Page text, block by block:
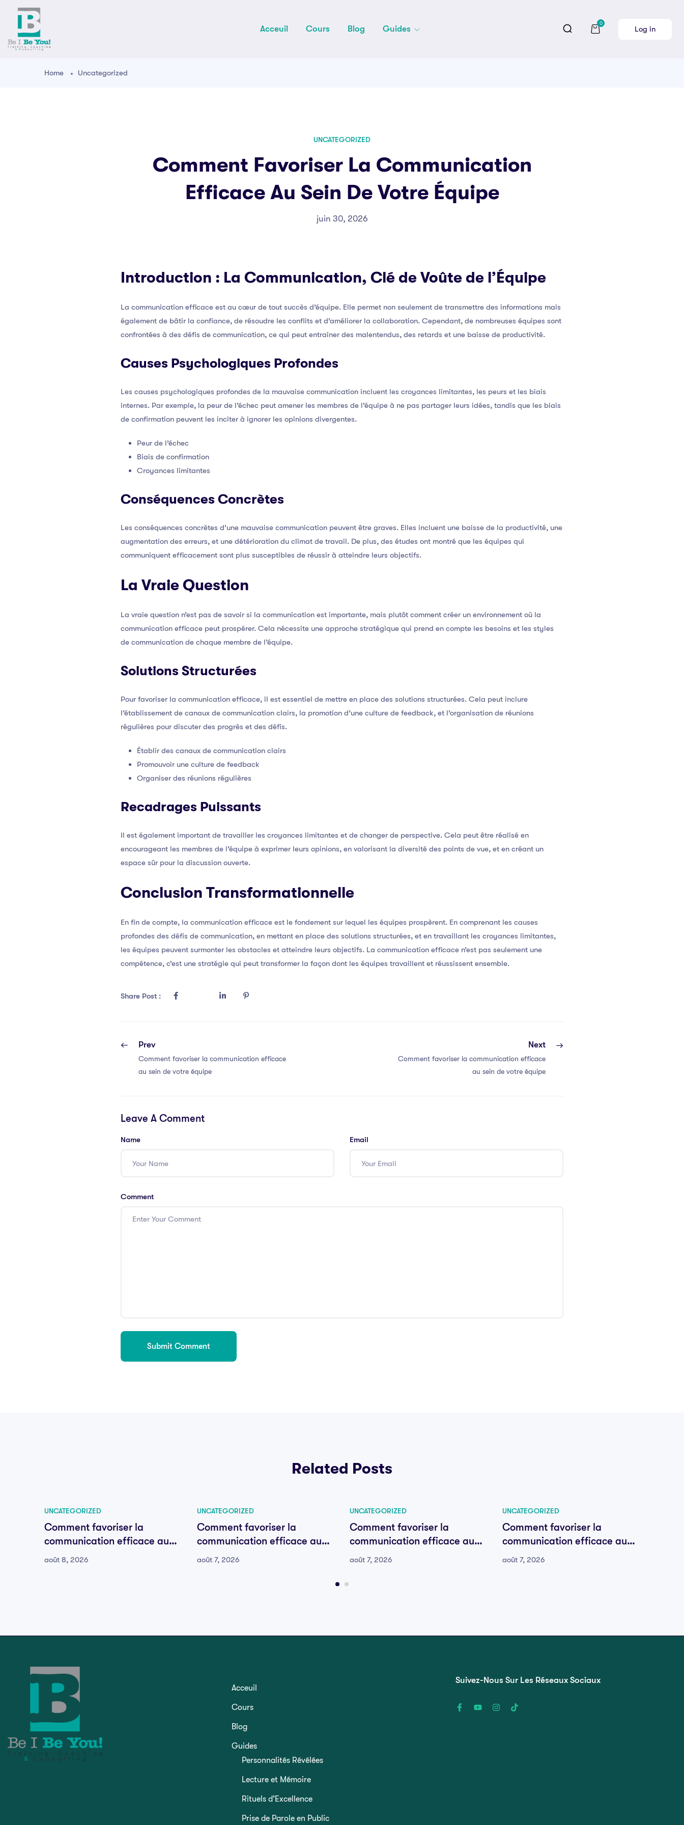
Acceuil Cours Blog Guides
0
Log in
Home Uncategorized
UNCATEGORIZED
Comment Favoriser La Communication
Efficace Au Sein De Votre Équipe
juin 30, 2026
Introduction : La Communication, Clé de Voûte de l’Équipe
La communication efficace est au cœur de tout succès d’équipe. Elle permet non seulement de transmettre des informations mais
également de bâtir la confiance, de résoudre les conflits et d’améliorer la collaboration. Cependant, de nombreuses équipes sont
confrontées à des défis de communication, ce qui peut entraîner des malentendus, des retards et une baisse de productivité.
Causes Psychologiques Profondes
Les causes psychologiques profondes de la mauvaise communication incluent les croyances limitantes, les peurs et les biais
internes. Par exemple, la peur de l’échec peut amener les membres de l’équipe à ne pas partager leurs idées, tandis que les biais
de confirmation peuvent les inciter à ignorer les opinions divergentes.
Peur de l’échec
Biais de confirmation
Croyances limitantes
Conséquences Concrètes
Les conséquences concrètes d’une mauvaise communication peuvent être graves. Elles incluent une baisse de la productivité, une
augmentation des erreurs, et une détérioration du climat de travail. De plus, des études ont montré que les équipes qui
communiquent efficacement sont plus susceptibles de réussir à atteindre leurs objectifs.
La Vraie Question
La vraie question n’est pas de savoir si la communication est importante, mais plutôt comment créer un environnement où la
communication efficace peut prospérer. Cela nécessite une approche stratégique qui prend en compte les besoins et les styles
de communication de chaque membre de l’équipe.
Solutions Structurées
Pour favoriser la communication efficace, il est essentiel de mettre en place des solutions structurées. Cela peut inclure
l’établissement de canaux de communication clairs, la promotion d’une culture de feedback, et l’organisation de réunions
régulières pour discuter des progrès et des défis.
Établir des canaux de communication clairs
Promouvoir une culture de feedback
Organiser des réunions régulières
Recadrages Puissants
Il est également important de travailler les croyances limitantes et de changer de perspective. Cela peut être réalisé en
encourageant les membres de l’équipe à exprimer leurs opinions, en valorisant la diversité des points de vue, et en créant un
espace sûr pour la discussion ouverte.
Conclusion Transformationnelle
En fin de compte, la communication efficace est le fondement sur lequel les équipes prospèrent. En comprenant les causes
profondes des défis de communication, en mettant en place des solutions structurées, et en travaillant les croyances limitantes,
les équipes peuvent surmonter les obstacles et atteindre leurs objectifs. La communication efficace n’est pas seulement une
compétence, c’est une stratégie qui peut transformer la façon dont les équipes travaillent et réussissent ensemble.
Share Post :
Prev
Comment favoriser la communication efficace
au sein de votre équipe
Next
Comment favoriser la communication efficace
au sein de votre équipe
Leave A Comment
Name Email
Comment
Related Posts
UNCATEGORIZED
Comment favoriser la
communication efficace au
sein de votre équipe
août 8, 2026
UNCATEGORIZED
Comment favoriser la
communication efficace au
sein de votre équipe
août 7, 2026
UNCATEGORIZED
Comment favoriser la
communication efficace au
sein de votre équipe
août 7, 2026
UNCATEGORIZED
Comment favoriser la
communication efficace au
sein de votre équipe
août 7, 2026
Acceuil
Cours
Blog
Guides
Personnalités Révélées
Lecture et Mémoire
Rituels d’Excellence
Prise de Parole en Public
Suivez-Nous Sur Les Réseaux Sociaux